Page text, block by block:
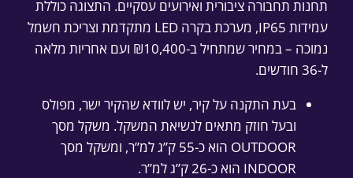
תחנות תחבורה ציבורית ואירועים עסקיים. התצוגה כוללת
עמידות IP65, מערכת בקרה LED מתקדמת וצריכת חשמל
נמוכה – במחיר שמתחיל ב-₪10,400 ועם אחריות מלאה
ל-36 חודשים.
בעת התקנה על קיר, יש לוודא שהקיר ישר, מפולס
ובעל חוזק מתאים לנשיאת המשקל. משקל מסך
OUTDOOR הוא כ-55 ק”ג למ”ר, ומשקל מסך
INDOOR הוא כ-26 ק”ג למ”ר.